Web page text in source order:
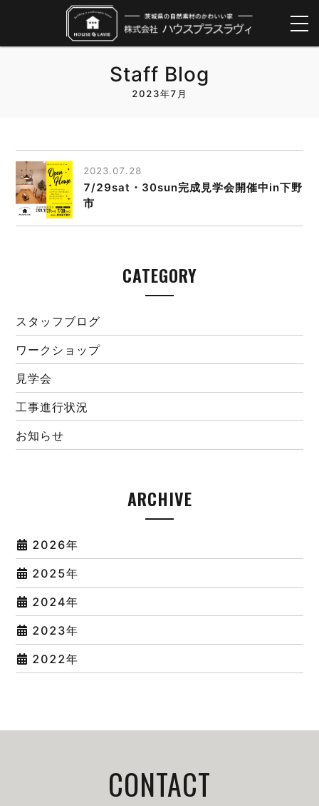
Staff Blog
2023年7月
2023.07.28
7/29sat・30sun完成見学会開催中in下野
市
CATEGORY
スタッフブログ
ワークショップ
見学会
工事進行状況
お知らせ
ARCHIVE
2026年
2025年
2024年
2023年
2022年
CONTACT